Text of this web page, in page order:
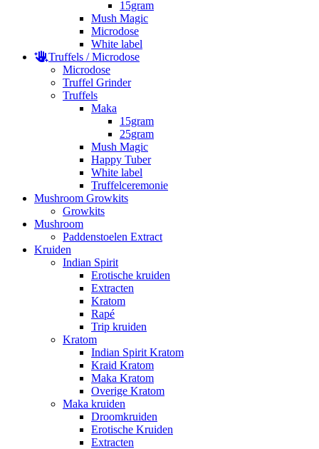
15gram
Mush Magic
Microdose
White label
Truffels / Microdose
Microdose
Truffel Grinder
Truffels
Maka
15gram
25gram
Mush Magic
Happy Tuber
White label
Truffelceremonie
Mushroom Growkits
Growkits
Mushroom
Paddenstoelen Extract
Kruiden
Indian Spirit
Erotische kruiden
Extracten
Kratom
Rapé
Trip kruiden
Kratom
Indian Spirit Kratom
Kraid Kratom
Maka Kratom
Overige Kratom
Maka kruiden
Droomkruiden
Erotische Kruiden
Extracten